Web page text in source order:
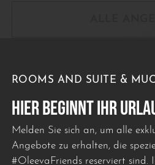
ROOMS AND SUITE &
HIER BEGINNT IHR
Melden Sie sich an, um alle
Angebote zu erhalten, die
#OleevaFriends reserviert